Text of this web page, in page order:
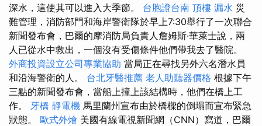
深水，這使其可以進入大季節。 台胞證台南 頂樓 漏水 災
難管理，消防部門和海岸警衛隊於早上7:30舉行了一次聯合
新聞發布會，巴爾的摩消防局負責人詹姆斯·華萊士說，兩
人已從水中救出，一個沒有受傷條件他們帶我去了醫院。
外商投資設立公司專業協助 當局正在尋找另外六名潛水員
和沿海警衛的人。 台北牙醫推薦 老人助聽器價格 根據下午
三點的新聞發布會，當船上撞上該結構時，他們在橋上工
作。 牙橋 靜電機 馬里蘭州宣布由於橋樑的倒塌而宣布緊急
狀態。 歐式外燴 美國有線電視新聞網（CNN）寫道，巴爾